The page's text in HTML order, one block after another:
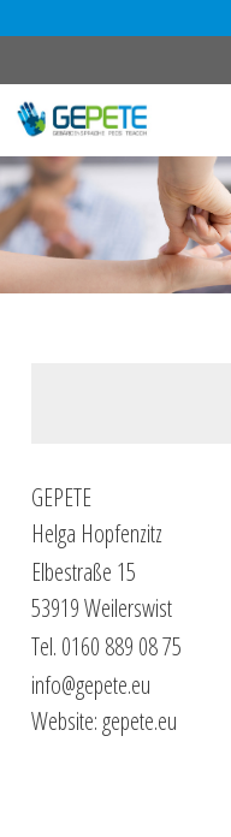
Inhalt
springen
GEPETE
Helga Hopfenzitz
Elbestraße 15
53919 Weilerswist
Tel. 0160 889 08 75
info@gepete.eu
Website: gepete.eu